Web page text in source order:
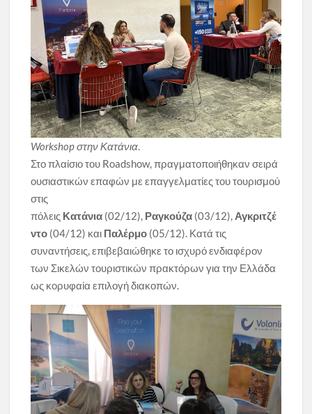
Workshop στην Κατάνια.
Στο πλαίσιο του Roadshow, πραγματοποιήθηκαν σειρά
ουσιαστικών επαφών με επαγγελματίες του τουρισμού
στις
πόλεις Κατάνια (02/12), Ραγκούζα (03/12), Αγκριτζέ
ντο (04/12) και Παλέρμο (05/12). Κατά τις
συναντήσεις, επιβεβαιώθηκε το ισχυρό ενδιαφέρον
των Σικελών τουριστικών πρακτόρων για την Ελλάδα
ως κορυφαία επιλογή διακοπών.